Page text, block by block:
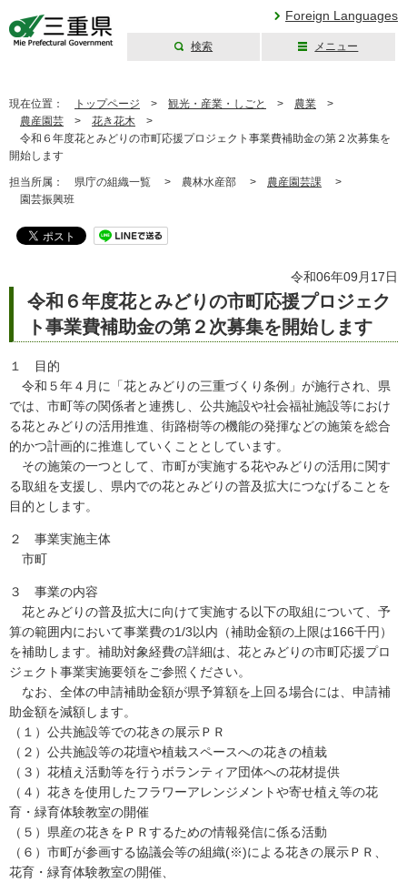
Foreign Languages
検索 メニュー
現在位置： トップページ > 観光・産業・しごと > 農業 >
農産園芸 > 花き花木 >
令和６年度花とみどりの市町応援プロジェクト事業費補助金の第２次募集を
開始します
担当所属： 県庁の組織一覧 > 農林水産部 > 農産園芸課 >
園芸振興班
令和06年09月17日
令和６年度花とみどりの市町応援プロジェク
ト事業費補助金の第２次募集を開始します
１ 目的
令和５年４月に「花とみどりの三重づくり条例」が施行され、県
では、市町等の関係者と連携し、公共施設や社会福祉施設等におけ
る花とみどりの活用推進、街路樹等の機能の発揮などの施策を総合
的かつ計画的に推進していくこととしています。
その施策の一つとして、市町が実施する花やみどりの活用に関す
る取組を支援し、県内での花とみどりの普及拡大につなげることを
目的とします。
２ 事業実施主体
市町
３ 事業の内容
花とみどりの普及拡大に向けて実施する以下の取組について、予
算の範囲内において事業費の1/3以内（補助金額の上限は166千円）
を補助します。補助対象経費の詳細は、花とみどりの市町応援プロ
ジェクト事業実施要領をご参照ください。
なお、全体の申請補助金額が県予算額を上回る場合には、申請補
助金額を減額します。
（１）公共施設等での花きの展示ＰＲ
（２）公共施設等の花壇や植栽スペースへの花きの植栽
（３）花植え活動等を行うボランティア団体への花材提供
（４）花きを使用したフラワーアレンジメントや寄せ植え等の花
育・緑育体験教室の開催
（５）県産の花きをＰＲするための情報発信に係る活動
（６）市町が参画する協議会等の組織(※)による花きの展示ＰＲ、
花育・緑育体験教室の開催、